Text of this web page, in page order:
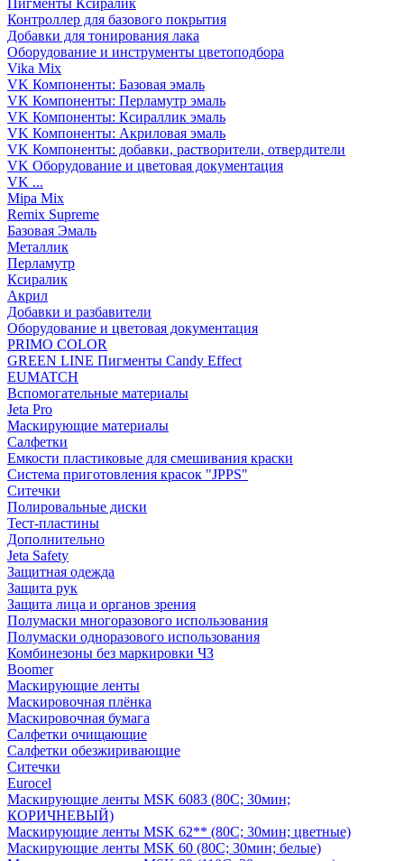
Пигменты Ксиралик
Контроллер для базового покрытия
Добавки для тонирования лака
Оборудование и инструменты цветоподбора
Vika Mix
VK Компоненты: Базовая эмаль
VK Компоненты: Перламутр эмаль
VK Компоненты: Ксираллик эмаль
VK Компоненты: Акриловая эмаль
VK Компоненты: добавки, растворители, отвердители
VK Оборудование и цветовая документация
VK ...
Mipa Mix
Remix Supreme
Базовая Эмаль
Металлик
Перламутр
Ксиралик
Акрил
Добавки и разбавители
Оборудование и цветовая документация
PRIMO COLOR
GREEN LINE Пигменты Candy Effect
EUMATCH
Вспомогательные материалы
Jeta Pro
Маскирующие материалы
Салфетки
Емкости пластиковые для смешивания краски
Система приготовления красок "JPPS"
Ситечки
Полировальные диски
Тест-пластины
Дополнительно
Jeta Safety
Защитная одежда
Защита рук
Защита лица и органов зрения
Полумаски многоразового использования
Полумаски одноразового использования
Комбинезоны без маркировки ЧЗ
Boomer
Маскирующие ленты
Маскировочная плёнка
Маскировочная бумага
Салфетки очищающие
Салфетки обезжиривающие
Ситечки
Euroсel
Маскирующие ленты MSK 6083 (80С; 30мин;
КОРИЧНЕВЫЙ)
Маскирующие ленты MSK 62** (80С; 30мин; цветные)
Маскирующие ленты MSK 60 (80С; 30мин; белые)